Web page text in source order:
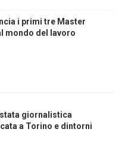
i primi tre Master
mondo del lavoro
giornalistica
a Torino e dintorni